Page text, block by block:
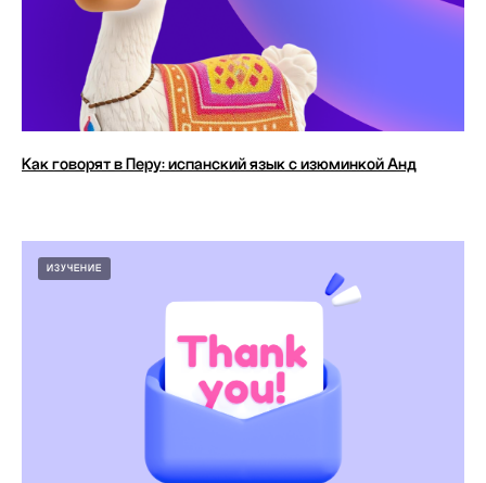
Как говорят в Перу: испанский язык с изюминкой Анд
ИЗУЧЕНИЕ